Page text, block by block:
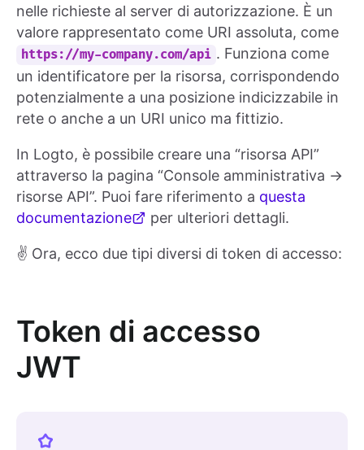
nelle richieste al server di autorizzazione. È un
valore rappresentato come URI assoluta, come
https://my-company.com/api . Funziona come
un identificatore per la risorsa, corrispondendo
potenzialmente a una posizione indicizzabile in
rete o anche a un URI unico ma fittizio.
In Logto, è possibile creare una “risorsa API”
attraverso la pagina “Console amministrativa →
risorse API”. Puoi fare riferimento a questa
documentazione
per ulteriori dettagli.
✌️ Ora, ecco due tipi diversi di token di accesso:
Token di accesso
JWT